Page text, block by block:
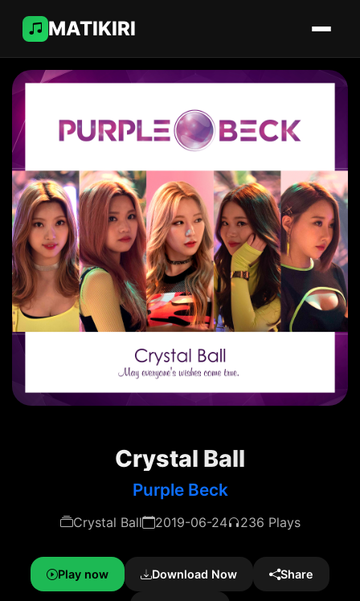
MATIKIRI
Crystal Ball
Purple Beck
Crystal Ball 2019-06-24 236 Plays
Play now Download Now Share